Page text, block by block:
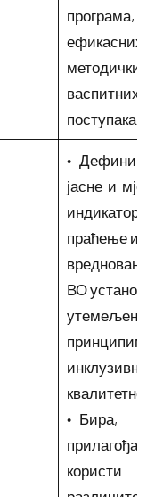
програма,
ефикасних
методичких
васпитних
поступака.
•
јасне и
индикаторе
праћење и
вредновање
ВО установе
утемељене
принципима
инклузивне,
квалитетне
• Бира,
користи